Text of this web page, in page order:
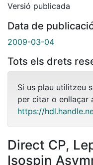
Versió publicada
Data de
2009-03-04
Tots els drets
Si us plau utilitzeu
per citar o enllaçar
https://
Direct CP,
Isospin